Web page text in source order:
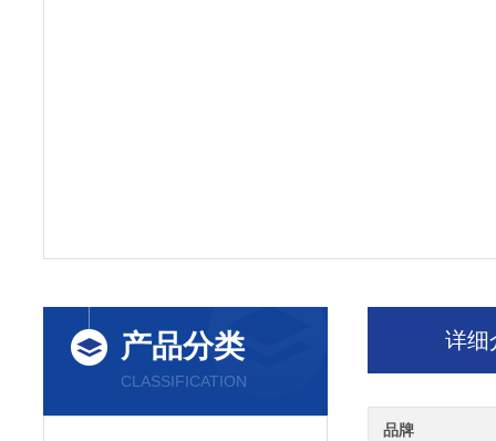
产品分类
CLASSIFICATION
详细
品牌